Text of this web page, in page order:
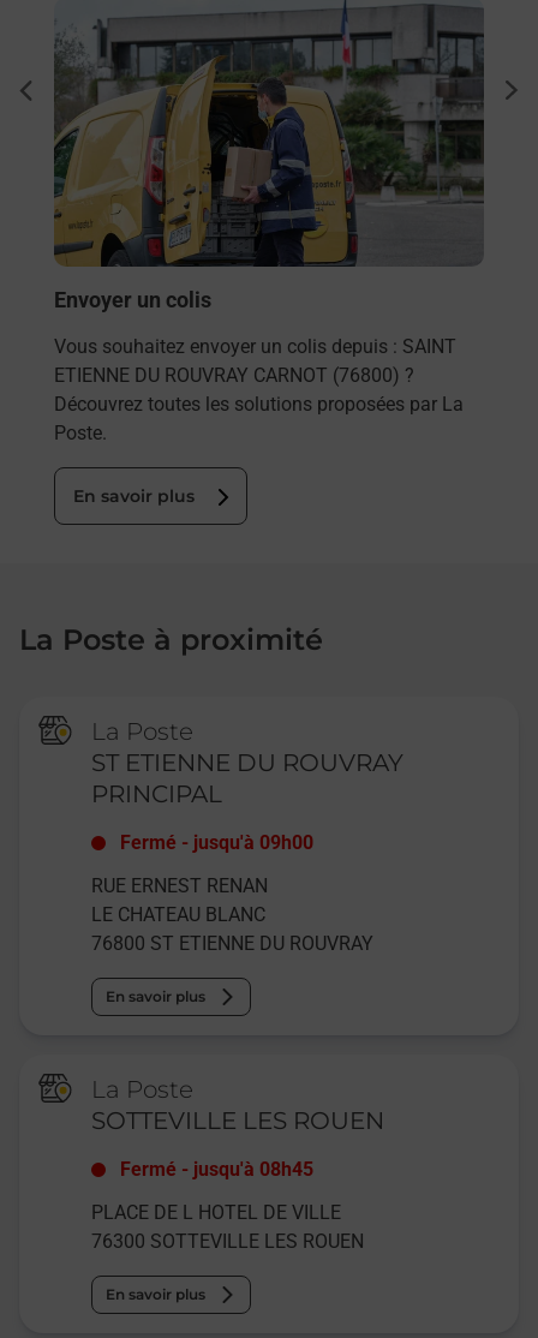
Envoyer un colis
Vous souhaitez envoyer un colis depuis : SAINT
ETIENNE DU ROUVRAY CARNOT (76800) ?
Découvrez toutes les solutions proposées par La
Poste.
En savoir plus
La Poste à proximité
La Poste
ST ETIENNE DU ROUVRAY
PRINCIPAL
Fermé - jusqu'à 09h00
RUE ERNEST RENAN
LE CHATEAU BLANC
76800 ST ETIENNE DU ROUVRAY
En savoir plus
La Poste
SOTTEVILLE LES ROUEN
Fermé - jusqu'à 08h45
PLACE DE L HOTEL DE VILLE
76300 SOTTEVILLE LES ROUEN
En savoir plus